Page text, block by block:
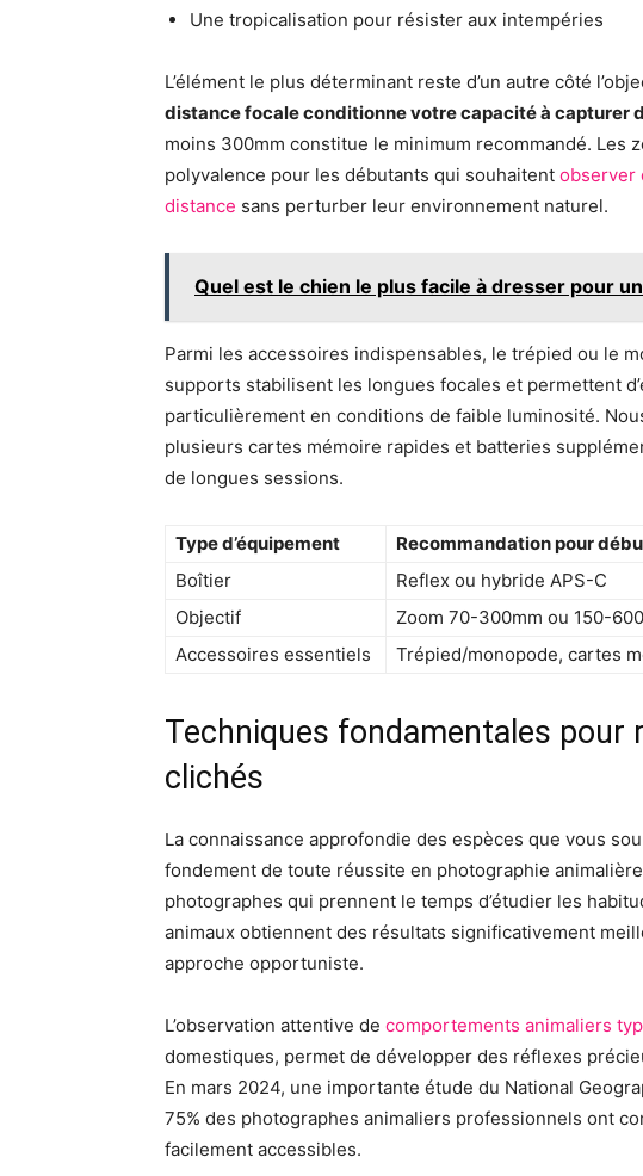
Une tropicalisation pour résister aux intempéries
L’élément le plus déterminant reste d’un autre côté
distance focale conditionne votre capacité à capturer
moins 300mm constitue le minimum recommandé. Les
polyvalence pour les débutants qui souhaitent observer
distance sans perturber leur environnement naturel.
Quel est le chien le plus facile à dresser pour
Parmi les accessoires indispensables, le trépied ou le
supports stabilisent les longues focales et permettent
particulièrement en conditions de faible luminosité.
plusieurs cartes mémoire rapides et batteries
de longues sessions.
Type d’équipement Recommandation pour
Boîtier
Reflex ou hybride APS-C
Objectif
Zoom 70-300mm ou 150-
Accessoires essentiels
Trépied/monopode, cartes
Techniques fondamentales pour
clichés
La connaissance approfondie des espèces que vous
fondement de toute réussite en photographie
photographes qui prennent le temps d’étudier les
animaux obtiennent des résultats significativement
approche opportuniste.
L’observation attentive de comportements animaliers
domestiques, permet de développer des réflexes
En mars 2024, une importante étude du National
75% des photographes animaliers professionnels ont
facilement accessibles.